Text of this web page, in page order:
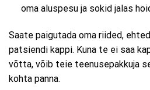
oma aluspesu ja sokid jalas
Saate paigutada oma riided,
patsiendi kappi. Kuna te ei saa
võtta, võib teie teenusepakkuja
kohta panna.